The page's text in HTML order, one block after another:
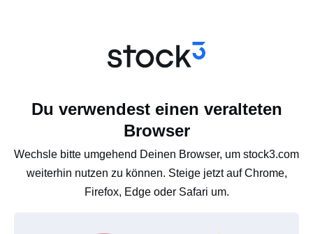
Du verwendest einen veralteten
Browser
Wechsle bitte umgehend Deinen Browser, um stock3.com
weiterhin nutzen zu können. Steige jetzt auf Chrome,
Firefox, Edge oder Safari um.